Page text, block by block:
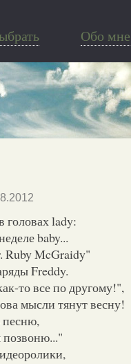
Обо мне
головах lady:
baby...
Ruby McGraidy"
Freddy.
то все по другому!",
мысли тянут весну!
песню,